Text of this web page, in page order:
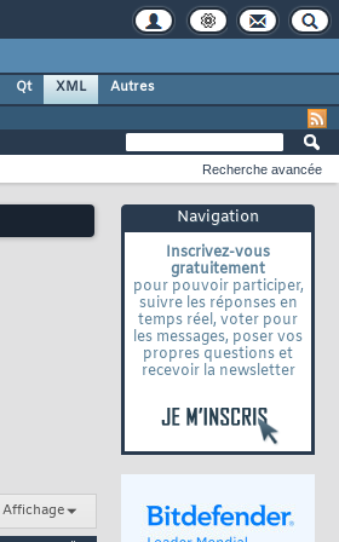
Qt XML Autres
Navigation
Inscrivez-vous
gratuitement
pour pouvoir participer,
suivre les réponses en
temps réel, voter pour
les messages, poser vos
propres questions et
recevoir la newsletter
Recherche avancée
Affichage